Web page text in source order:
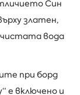
Син
златен,
вода
при борд
е включено и